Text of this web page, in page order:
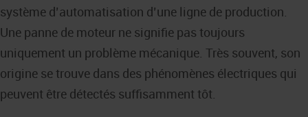
système d’automatisation d’une ligne de production.
Une panne de moteur ne signifie pas toujours
uniquement un problème mécanique. Très souvent, son
origine se trouve dans des phénomènes électriques qui
peuvent être détectés suffisamment tôt.